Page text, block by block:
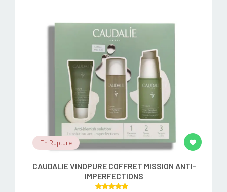
En Rupture
CAUDALIE VINOPURE COFFRET MISSION ANTI-
IMPERFECTIONS